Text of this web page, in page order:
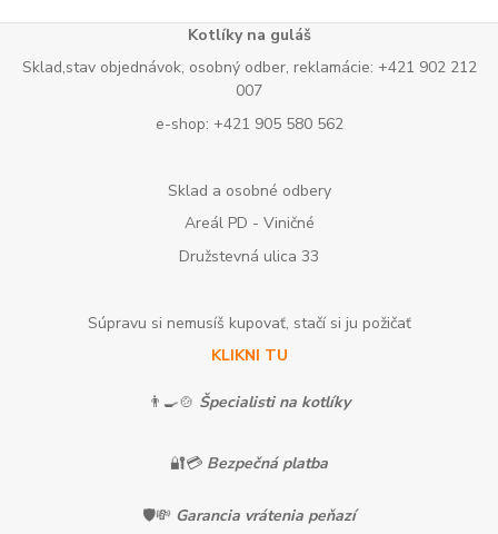
Kotlíky na guláš
Sklad,stav objednávok, osobný odber, reklamácie: +421 902 212
007
e-shop: +421 905 580 562
Sklad a osobné odbery
Areál PD - Viničné
Družstevná ulica 33
Súpravu si nemusíš kupovať, stačí si ju požičať
KLIKNI TU
👨‍🍳🍲 Špecialisti na kotlíky
🔐💳 Bezpečná platba
🛡️💸 Garancia vrátenia peňazí